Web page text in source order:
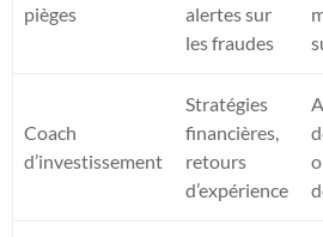
pièges
alertes sur
les fraudes
Coach
d’investissement
Stratégies
financières,
retours
d’expérience